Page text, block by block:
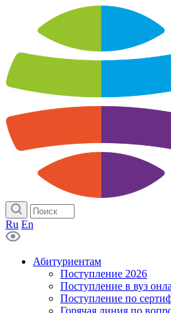
Ru En
Абитуриентам
Поступление 2026
Поступление в вуз
Поступление по
Горячая линия по